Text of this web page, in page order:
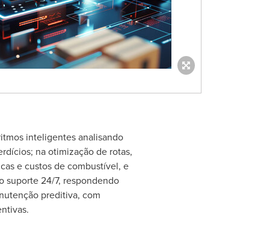
inteligentes analisando
na otimização de rotas,
e custos de combustível, e
suporte 24/7, respondendo
preditiva, com